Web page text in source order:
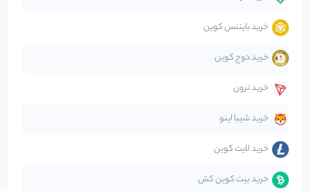
خرید بایننس کوین
خرید دوج کوین
خرید ترون
خرید شیبا اینو
خرید لایت کوین
خرید بیت کوین کش